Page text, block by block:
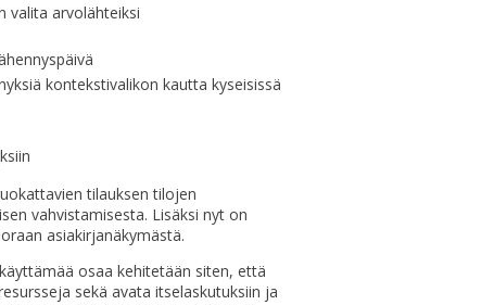
valita arvolähteiksi
kontekstivalikon kautta kyseisissä
tilauksen tilojen
vahvistamisesta. Lisäksi nyt on
asiakirjanäkymästä.
osaa kehitetään siten, että
sekä avata itselaskutuksiin ja